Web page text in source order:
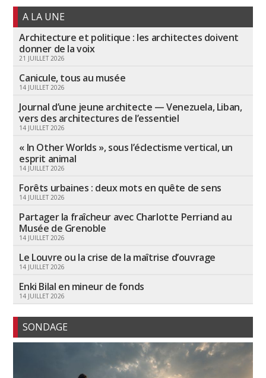
A LA UNE
Architecture et politique : les architectes doivent
donner de la voix
21 JUILLET 2026
Canicule, tous au musée
14 JUILLET 2026
Journal d’une jeune architecte — Venezuela, Liban,
vers des architectures de l’essentiel
14 JUILLET 2026
« In Other Worlds », sous l’éclectisme vertical, un
esprit animal
14 JUILLET 2026
Forêts urbaines : deux mots en quête de sens
14 JUILLET 2026
Partager la fraîcheur avec Charlotte Perriand au
Musée de Grenoble
14 JUILLET 2026
Le Louvre ou la crise de la maîtrise d’ouvrage
14 JUILLET 2026
Enki Bilal en mineur de fonds
14 JUILLET 2026
SONDAGE